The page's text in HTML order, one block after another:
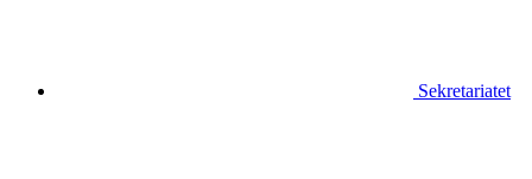
Sekretariatet